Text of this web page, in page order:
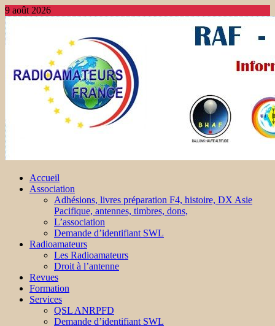
9 août 2026
Accueil
Association
Adhésions, livres préparation F4, histoire, DX Asie
Pacifique, antennes, timbres, dons,
L’association
Demande d’identifiant SWL
Radioamateurs
Les Radioamateurs
Droit à l’antenne
Revues
Formation
Services
QSL ANRPFD
Demande d’identifiant SWL